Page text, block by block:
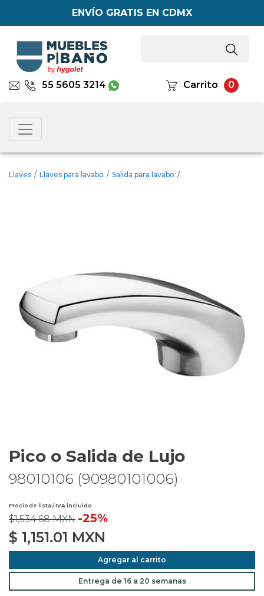
ENVÍO GRATIS EN CDMX
55 5605 3214 Carrito 0
Llaves / Llaves para lavabo / Salida para lavabo /
Pico o Salida de Lujo
98010106 (90980101006)
Precio de lista / IVA incluido
$1,534.68 MXN -25%
$ 1,151.01 MXN
Agregar al carrito
Entrega de 16 a 20 semanas